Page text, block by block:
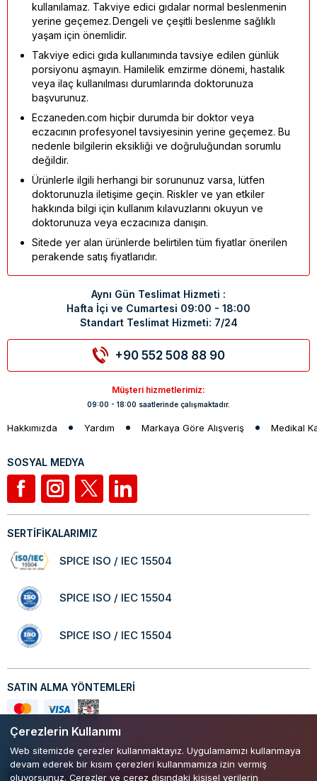
Çerezlerin Kullanımı
Web sitemizde çerezler kullanmaktayız. Uygulamamızı kullanmaya
devam ederek bir kısım çerezleri kullanmamıza izin vermiş
oluyorsunuz. Çerezler ve çerez dışındaki kişisel verilerin
kullanılamaz. Takviye edici gıdalar normal beslenmenin
yerine geçemez. Dengeli ve çeşitli beslenme sağlıklı
yaşam için önemlidir.
Takviye edici gıda kullanımında tavsiye edilen günlük
porsiyonu aşmayın. Hamilelik emzirme dönemi, hastalık
veya ilaç kullanılması durumlarında doktorunuza
başvurunuz.
Eczaneden.com hiçbir durumda bir doktor veya
eczacının profesyonel tavsiyesinin yerine geçemez. Bu
nedenle bilgilerin eksikliği ve doğruluğundan sorumlu
değildir.
Ürünlerle ilgili herhangi bir sorununuz varsa, lütfen
doktorunuzla iletişime geçin. Riskler ve yan etkiler
hakkında bilgi için kullanım kılavuzlarını okuyun ve
doktorunuza veya eczacınıza danışın.
Sitede yer alan ürünlerde belirtilen tüm fiyatlar önerilen
perakende satış fiyatlarıdır.
Aynı Gün Teslimat Hizmeti :
Hafta İçi ve Cumartesi 09:00 - 18:00
Standart Teslimat Hizmeti: 7/24
+90 552 508 88 90
Müşteri hizmetlerimiz:
09:00 - 18:00 saatlerinde çalışmaktadır.
Hakkımızda Yardım Markaya Göre Alışveriş Medikal
SOSYAL MEDYA
SERTİFİKALARIMIZ
SPICE ISO / IEC 15504
SPICE ISO / IEC 15504
SPICE ISO / IEC 15504
SATIN ALMA YÖNTEMLERİ
Mobil Uygulamamızı Keşfedin!